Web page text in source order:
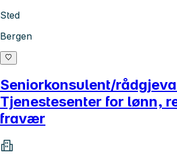
Sted
Bergen
Seniorkonsulent/
Tjenestesenter for lønn,
fravær